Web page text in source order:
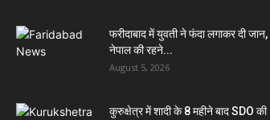
फरीदाबाद में युवती ने फंदा लगाकर दी जान,
नेपाल की रहने...
August 5, 2026
कुरुक्षेत्र में शादी के 8 महीने बाद SDO की